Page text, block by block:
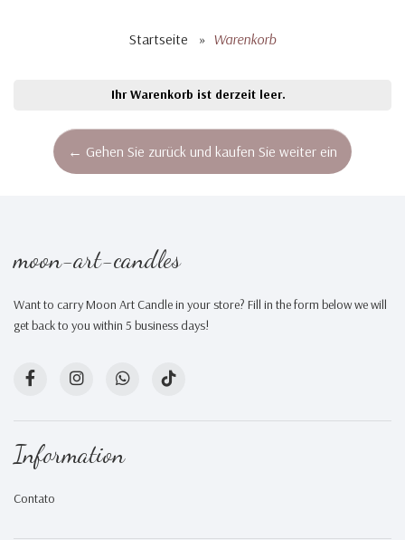
Startseite » Warenkorb
Ihr Warenkorb ist derzeit leer.
← Gehen Sie zurück und kaufen Sie weiter ein
moon-art-candles
Want to carry Moon Art Candle in your store? Fill in the form below we will
get back to you within 5 business days!
Information
Contato